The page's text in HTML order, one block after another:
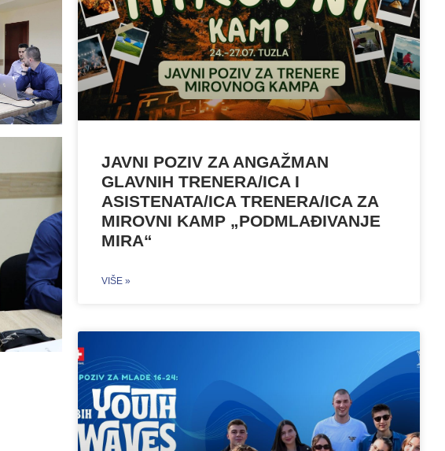
JAVNI POZIV ZA ANGAŽMAN
GLAVNIH TRENERA/ICA I
ASISTENATA/ICA TRENERA/ICA ZA
MIROVNI KAMP „PODMLAĐIVANJE
MIRA“
VIŠE »